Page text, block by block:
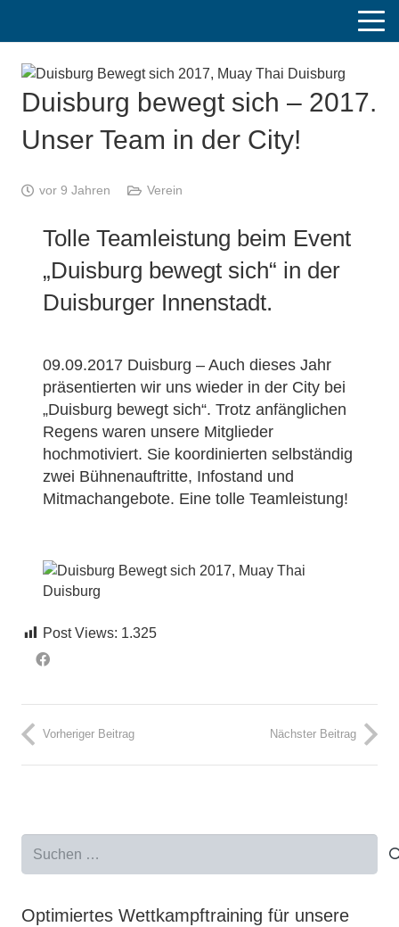
Duisburg bewegt sich – 2017.
Unser Team in der City!
vor 9 Jahren Verein
Tolle Teamleistung beim Event
„Duisburg bewegt sich“ in der
Duisburger Innenstadt.
09.09.2017 Duisburg – Auch dieses Jahr
präsentierten wir uns wieder in der City bei
„Duisburg bewegt sich“. Trotz anfänglichen
Regens waren unsere Mitglieder
hochmotiviert. Sie koordinierten selbständig
zwei Bühnenauftritte, Infostand und
Mitmachangebote. Eine tolle Teamleistung!
Post Views: 1.325
Vorheriger Beitrag Nächster Beitrag
Optimiertes Wettkampftraining für unsere